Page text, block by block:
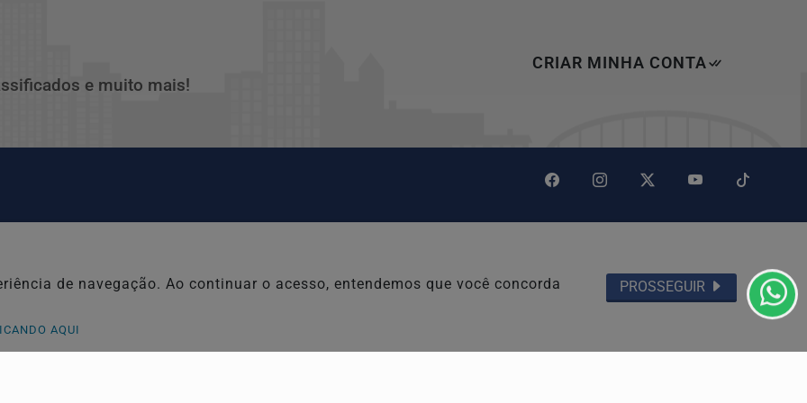
e muito mais!
CRIAR MINHA CONTA
Economia
Agro
Pesquisar Notícia
de navegação. Ao continuar o acesso, entendemos que você concorda
AQUI
PROSSEGUIR